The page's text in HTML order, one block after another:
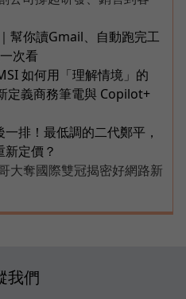
幫你讀Gmail、自動跑完工
次看
如何用「理解情境」的
定義商務筆電與 Copilot+
排！最低調的二代鄭平，
定價？
大奪國際雙冠揭密好網路新
我們